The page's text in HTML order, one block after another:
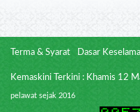
Terma & Syarat Dasar
Kemaskini Terkini : Khamis 12
pelawat sejak 2016